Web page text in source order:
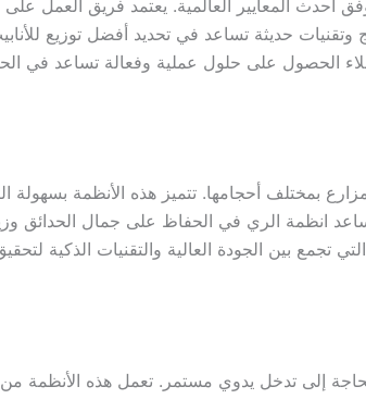
أحدث المعايير العالمية. يعتمد فريق العمل على
حديثة تساعد في تحديد أفضل توزيع
الحصول على حلول عملية وفعالة تساعد في
بمختلف أحجامها. تتميز هذه الأنظمة بسهولة
انظمة الري في الحفاظ على جمال الحدائق
تجمع بين الجودة العالية والتقنيات الذكية
إلى تدخل يدوي مستمر. تعمل هذه الأنظمة